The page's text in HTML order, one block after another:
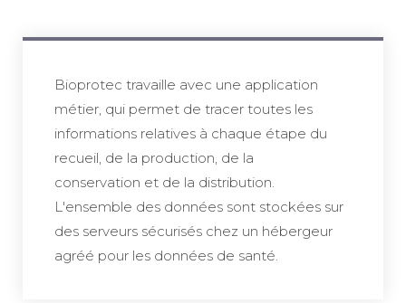
Bioprotec travaille avec une application
métier, qui permet de tracer toutes les
informations relatives à chaque étape du
recueil, de la production, de la
conservation et de la distribution.
L'ensemble des données sont stockées sur
des serveurs sécurisés chez un hébergeur
agréé pour les données de santé.